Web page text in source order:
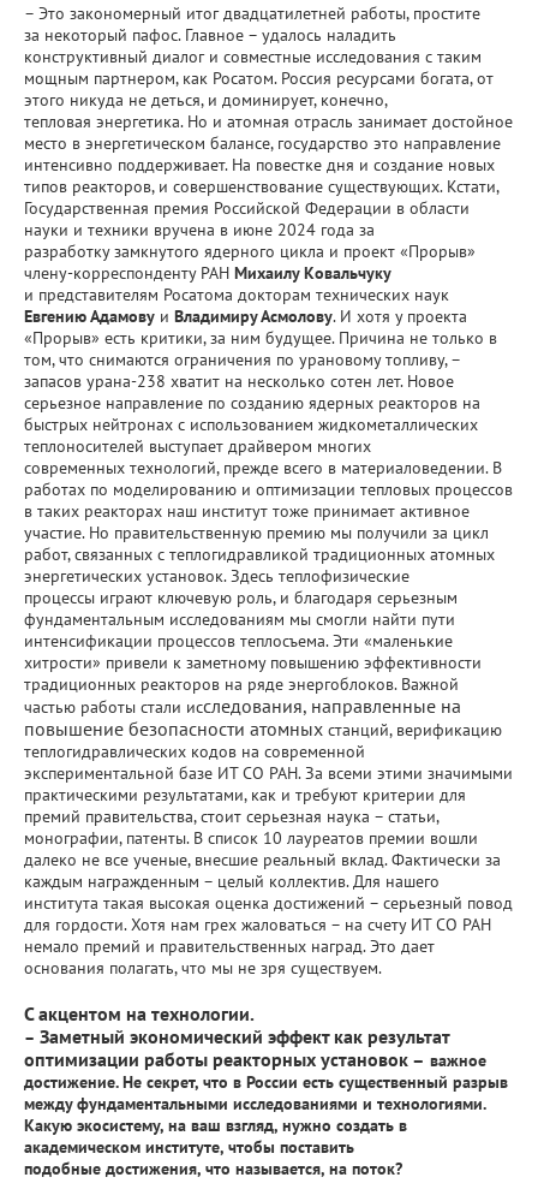
– Это закономерный итог двадцатилетней работы, простите
за некоторый пафос. Главное – удалось наладить
конструктивный диалог и совместные исследования с таким
мощным партнером, как Росатом. Россия ресурсами богата, от
этого никуда не деться, и доминирует, конечно,
тепловая энергетика. Но и атомная отрасль занимает достойное
место в энергетическом балансе, государство это направление
интенсивно поддерживает. На повестке дня и создание новых
типов реакторов, и совершенствование существующих. Кстати,
Государственная премия Российской Федерации в области
науки и техники вручена в июне 2024 года за
разработку замкнутого ядерного цикла и проект «Прорыв»
члену-корреспонденту РАН Михаилу Ковальчуку
и представителям Росатома докторам технических наук
Евгению Адамову и Владимиру Асмолову. И хотя у проекта
«Прорыв» есть критики, за ним будущее. Причина не только в
том, что снимаются ограничения по урановому топливу, –
запасов урана-238 хватит на несколько сотен лет. Новое
серьезное направление по созданию ядерных реакторов на
быстрых нейтронах с использованием жидкометаллических
теплоносителей выступает драйвером многих
современных технологий, прежде всего в материаловедении. В
работах по моделированию и оптимизации тепловых процессов
в таких реакторах наш институт тоже принимает активное
участие. Но правительственную премию мы получили за цикл
работ, связанных с теплогидравликой традиционных атомных
энергетических установок. Здесь теплофизические
процессы играют ключевую роль, и благодаря серьезным
фундаментальным исследованиям мы смогли найти пути
интенсификации процессов теплосъема. Эти «маленькие
хитрости» привели к заметному повышению эффективности
традиционных реакторов на ряде энергоблоков. Важной
частью работы стали исследования, направленные на
повышение безопасности атомных станций, верификацию
теплогидравлических кодов на современной
экспериментальной базе ИТ СО РАН. За всеми этими значимыми
практическими результатами, как и требуют критерии для
премий правительства, стоит серьезная наука – статьи,
монографии, патенты. В список 10 лауреатов премии вошли
далеко не все ученые, внесшие реальный вклад. Фактически за
каждым награжденным – целый коллектив. Для нашего
института такая высокая оценка достижений – серьезный повод
для гордости. Хотя нам грех жаловаться – на счету ИТ СО РАН
немало премий и правительственных наград. Это дает
основания полагать, что мы не зря существуем.
С акцентом на технологии.
– Заметный экономический эффект как результат
оптимизации работы реакторных установок – важное
достижение. Не секрет, что в России есть существенный разрыв
между фундаментальными исследованиями и технологиями.
Какую экосистему, на ваш взгляд, нужно создать в
академическом институте, чтобы поставить
подобные достижения, что называется, на поток?